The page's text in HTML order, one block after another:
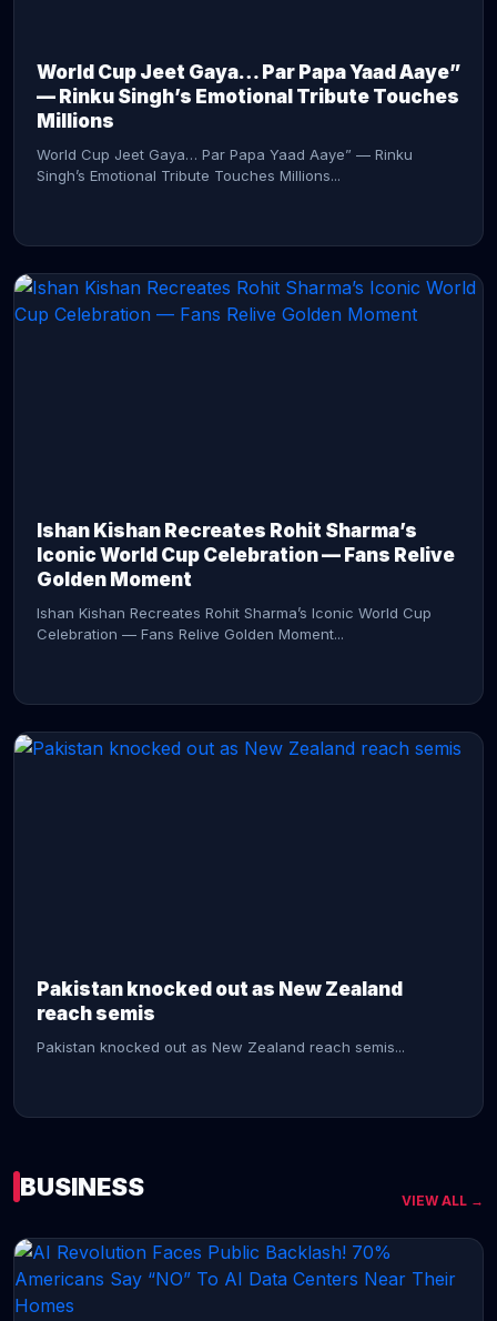
World Cup Jeet Gaya… Par Papa Yaad Aaye”
— Rinku Singh’s Emotional Tribute Touches
Millions
World Cup Jeet Gaya… Par Papa Yaad Aaye” — Rinku
Singh’s Emotional Tribute Touches Millions...
Ishan Kishan Recreates Rohit Sharma’s
Iconic World Cup Celebration — Fans Relive
Golden Moment
Ishan Kishan Recreates Rohit Sharma’s Iconic World Cup
Celebration — Fans Relive Golden Moment...
Pakistan knocked out as New Zealand
reach semis
Pakistan knocked out as New Zealand reach semis...
CONTINUE READING →
BUSINESS VIEW ALL →